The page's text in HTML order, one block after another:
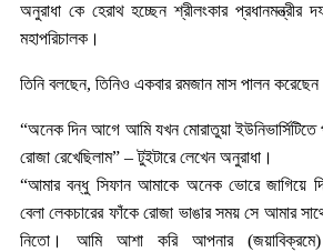
অনুরাধা কে হেরাথ হচ্ছেন শ্রীলংকার প্রধানমন্ত্রীর
মহাপরিচালক।
তিনি বলছেন, তিনিও একবার রমজান মাস পালন
“অনেক দিন আগে আমি যখন মোরাতুয়া
রোজা রেখেছিলাম” – টুইটারে লেখেন অনুরাধা।
“আমার বন্ধু সিফান আমাকে অনেক ভোরে জাগিয়ে
বেলা লেকচারের ফাঁকে রোজা ভাঙার সময় সে আমার
নিতো। আমি আশা করি আপনার (জয়াবিক্রমে)